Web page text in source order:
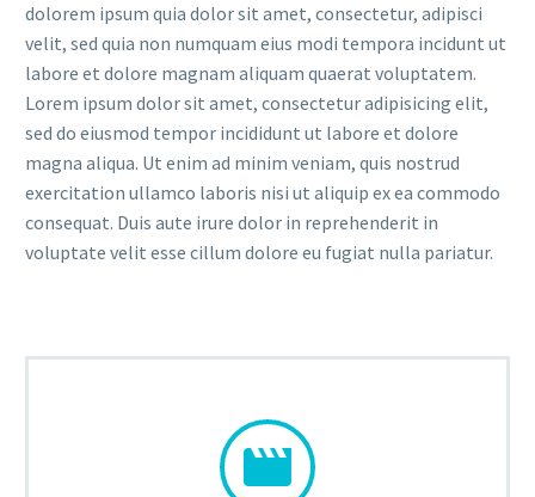
dolorem ipsum quia dolor sit amet, consectetur, adipisci
velit, sed quia non numquam eius modi tempora incidunt ut
labore et dolore magnam aliquam quaerat voluptatem.
Lorem ipsum dolor sit amet, consectetur adipisicing elit,
sed do eiusmod tempor incididunt ut labore et dolore
magna aliqua. Ut enim ad minim veniam, quis nostrud
exercitation ullamco laboris nisi ut aliquip ex ea commodo
consequat. Duis aute irure dolor in reprehenderit in
voluptate velit esse cillum dolore eu fugiat nulla pariatur.

